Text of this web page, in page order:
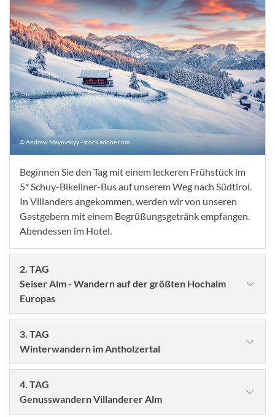
© Andrew Mayovskyy - stock.adobe.com
Beginnen Sie den Tag mit einem leckeren Frühstück im
5* Schuy-Bikeliner-Bus auf unserem Weg nach Südtirol.
In Villanders angekommen, werden wir von unseren
Gastgebern mit einem Begrüßungsgetränk empfangen.
Abendessen im Hotel.
2. TAG
Seiser Alm - Wandern auf der größten Hochalm
Europas
3. TAG
Winterwandern im Antholzertal
4. TAG
Genusswandern Villanderer Alm